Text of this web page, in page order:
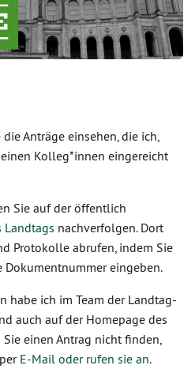
Anträge einsehen, die ich,
Kolleg*innen eingereicht
Sie auf der öffentlich
Landtags nachverfolgen. Dort
Protokolle abrufen, indem Sie
eingeben.
habe ich im Team der Landtag-
auch auf der Homepage des
einen Antrag nicht finden,
E-Mail oder rufen sie an.